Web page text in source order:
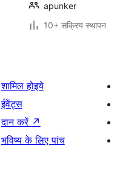
apunker
10+ सक्रिय स्थापन
शामिल होइये
ईवेंट्स
दान करें ↗
भविष्य के लिए पांच